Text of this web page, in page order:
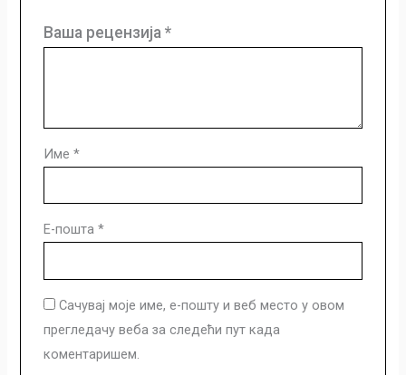
Ваша рецензија *
Име *
Е-пошта *
Сачувај моје име, е-пошту и веб место у овом
прегледачу веба за следећи пут када
коментаришем.